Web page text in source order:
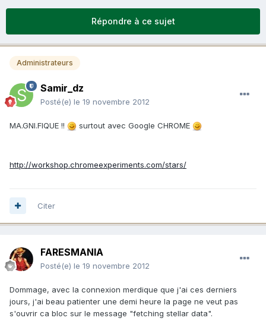
Répondre à ce sujet
Administrateurs
Samir_dz
Posté(e) le 19 novembre 2012
MA.GNI.FIQUE !! surtout avec Google CHROME
http://workshop.chromeexperiments.com/stars/
Citer
FARESMANIA
Posté(e) le 19 novembre 2012
Dommage, avec la connexion merdique que j'ai ces derniers
jours, j'ai beau patienter une demi heure la page ne veut pas
s'ouvrir ca bloc sur le message "fetching stellar data".